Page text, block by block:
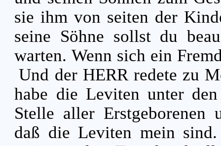
sie ihm von seiten der
seine Söhne sollst du
warten. Wenn sich ein
Und der HERR redete zu
habe die Leviten unter
Stelle aller Erstgeborenen
daß die Leviten mein